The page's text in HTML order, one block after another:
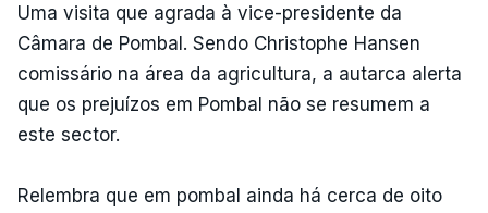
Uma visita que agrada à vice-presidente da
Câmara de Pombal. Sendo Christophe Hansen
comissário na área da agricultura, a autarca alerta
que os prejuízos em Pombal não se resumem a
este sector.
Relembra que em pombal ainda há cerca de oito